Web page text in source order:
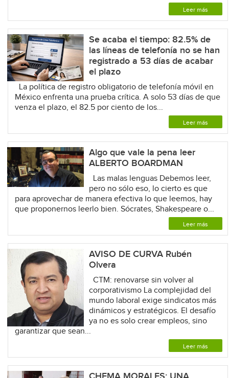
Leer más
Se acaba el tiempo: 82.5% de
las líneas de telefonía no se han
registrado a 53 días de acabar
el plazo
La política de registro obligatorio de telefonía móvil en
México enfrenta una prueba crítica. A solo 53 días de que
venza el plazo, el 82.5 por ciento de los...
Leer más
Algo que vale la pena leer
ALBERTO BOARDMAN
Las malas lenguas Debemos leer,
pero no sólo eso, lo cierto es que
para aprovechar de manera efectiva lo que leemos, hay
que proponernos leerlo bien. Sócrates, Shakespeare o...
Leer más
AVISO DE CURVA Rubén
Olvera
CTM: renovarse sin volver al
corporativismo La complejidad del
mundo laboral exige sindicatos más
dinámicos y estratégicos. El desafío
ya no es solo crear empleos, sino
garantizar que sean...
Leer más